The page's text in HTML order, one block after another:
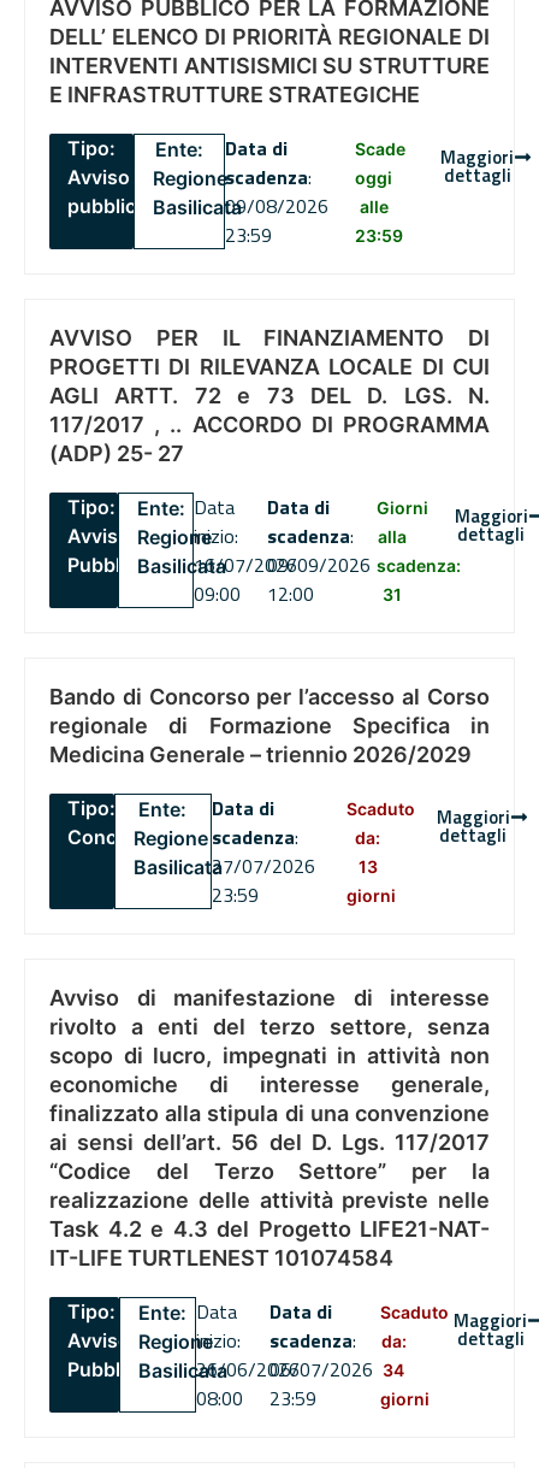
AVVISO PUBBLICO PER LA FORMAZIONE
DELL’ ELENCO DI PRIORITÀ REGIONALE DI
INTERVENTI ANTISISMICI SU STRUTTURE
E INFRASTRUTTURE STRATEGICHE
Tipo:
Avviso
pubblico
Ente:
Regione
Basilicata
Data di
scadenza:
09/08/2026
23:59
Scade
oggi
alle
23:59
Maggiori
dettagli
AVVISO PER IL FINANZIAMENTO DI
PROGETTI DI RILEVANZA LOCALE DI CUI
AGLI ARTT. 72 e 73 DEL D. LGS. N.
117/2017 , .. ACCORDO DI PROGRAMMA
(ADP) 25- 27
Tipo:
Avviso
Pubblico
Ente:
Regione
Basilicata
Data
inizio:
16/07/2026
09:00
Data di
scadenza:
09/09/2026
12:00
Giorni
alla
scadenza:
31
Maggiori
dettagli
Bando di Concorso per l’accesso al Corso
regionale di Formazione Specifica in
Medicina Generale – triennio 2026/2029
Tipo:
Concorsi
Ente:
Regione
Basilicata
Data di
scadenza:
27/07/2026
23:59
Scaduto
da:
13
giorni
Maggiori
dettagli
Avviso di manifestazione di interesse
rivolto a enti del terzo settore, senza
scopo di lucro, impegnati in attività non
economiche di interesse generale,
finalizzato alla stipula di una convenzione
ai sensi dell’art. 56 del D. Lgs. 117/2017
“Codice del Terzo Settore” per la
realizzazione delle attività previste nelle
Task 4.2 e 4.3 del Progetto LIFE21-NAT-
IT-LIFE TURTLENEST 101074584
Tipo:
Avviso
Pubblico
Ente:
Regione
Basilicata
Data
inizio:
26/06/2026
08:00
Data di
scadenza:
06/07/2026
23:59
Scaduto
da:
34
giorni
Maggiori
dettagli